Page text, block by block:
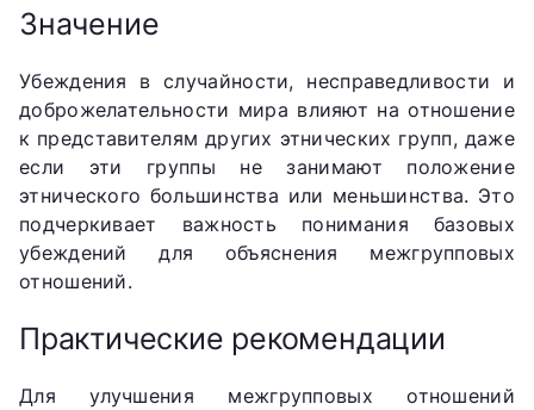
Значение
Убеждения в случайности, несправедливости и
доброжелательности мира влияют на отношение
к представителям других этнических групп, даже
если эти группы не занимают положение
этнического большинства или меньшинства. Это
подчеркивает важность понимания базовых
убеждений для объяснения межгрупповых
отношений.
Практические рекомендации
Для улучшения межгрупповых отношений